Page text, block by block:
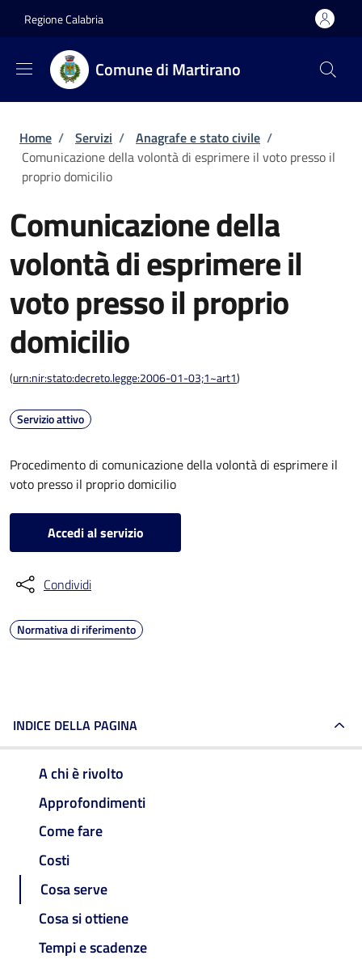
Regione Calabria
Comune di Martirano
Briciole di pane
Home / Servizi / Anagrafe e stato civile /
Comunicazione della volontà di esprimere il voto presso il
proprio domicilio
Comunicazione della
volontà di esprimere il
voto presso il proprio
domicilio
(urn:nir:stato:decreto.legge:2006-01-03;1~art1)
Servizio attivo
Procedimento di comunicazione della volontà di esprimere il
voto presso il proprio domicilio
Accedi al servizio
Condividi
Normativa di riferimento
INDICE DELLA PAGINA
A chi è rivolto
Approfondimenti
Come fare
Costi
Cosa serve
Cosa si ottiene
Tempi e scadenze